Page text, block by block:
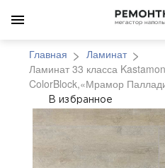
Главная
Ламинат
Ламинат 33 класса
ColorBlock,«Мрамор
Ламинат
В избранное